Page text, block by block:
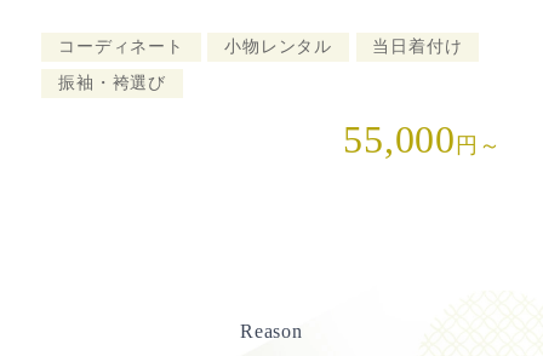
コーディネート 小物レンタル
当日着付け
振袖・袴選び
55,000 円～
Reason